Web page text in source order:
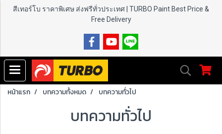
สีเทอร์โบ ราคาพิเศษ ส่งฟรีทั่วประเทศ | TURBO Paint Best Price &
Free Delivery
หน้าแรก บทความทั้งหมด บทความทั่วไป
บทความทั่วไป